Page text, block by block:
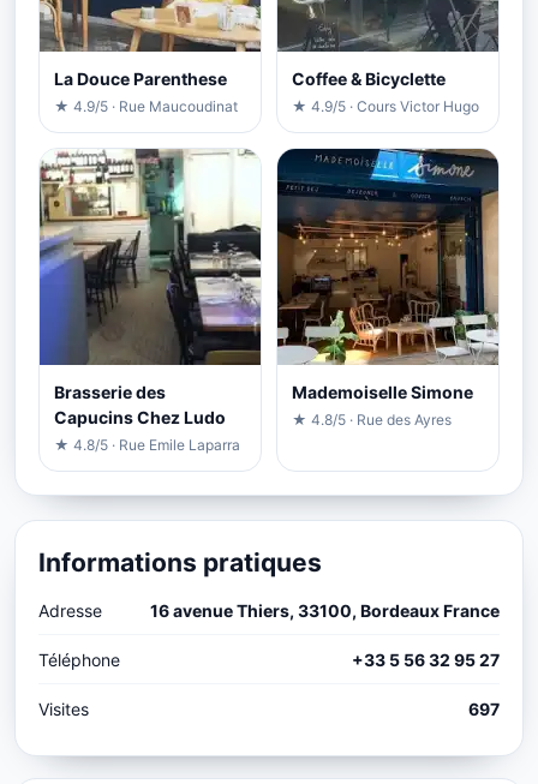
La Douce Parenthese
★ 4.9/5 · Rue Maucoudinat
Coffee & Bicyclette
★ 4.9/5 · Cours Victor Hugo
Brasserie des
Capucins Chez Ludo
★ 4.8/5 · Rue Emile Laparra
Mademoiselle Simone
★ 4.8/5 · Rue des Ayres
Informations pratiques
Adresse 16 avenue Thiers, 33100, Bordeaux France
Téléphone +33 5 56 32 95 27
Visites 697